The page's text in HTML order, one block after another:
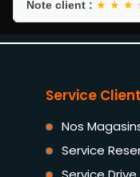
Note client : ★ ★ ★
Service Client
Nos
Service